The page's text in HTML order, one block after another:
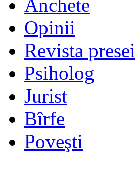
Anchete
Opinii
Revista presei
Psiholog
Jurist
Bîrfe
Poveşti